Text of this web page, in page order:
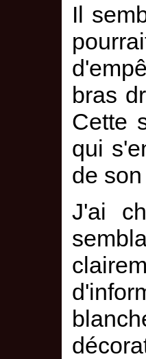
Il
bras
Cette
qui
de
J'ai